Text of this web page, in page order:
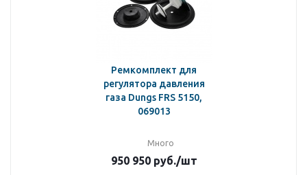
Ремкомплект для
регулятора давления
газа Dungs FRS 5150,
069013
Много
950 950руб./шт